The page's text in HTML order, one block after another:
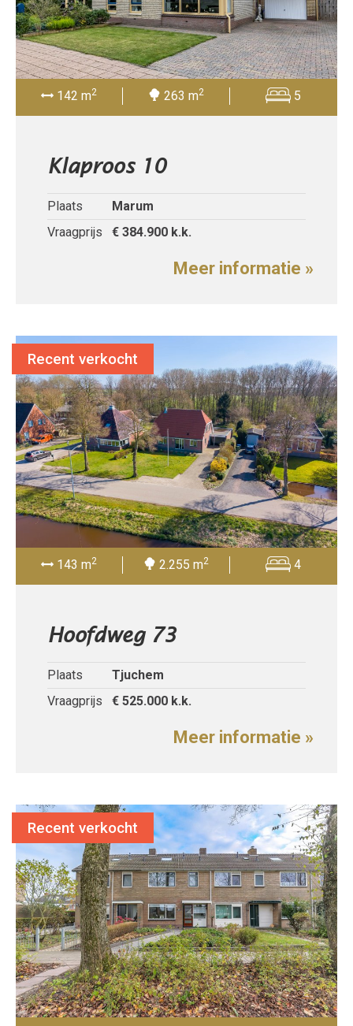
142 m2 263 m2 5
Klaproos 10
Plaats
Marum
Vraagprijs
€ 384.900 k.k.
Meer informatie »
143 m2 2.255 m2 4
Hoofdweg 73
Plaats
Tjuchem
Vraagprijs
€ 525.000 k.k.
Meer informatie »
Recent verkocht
Recent verkocht